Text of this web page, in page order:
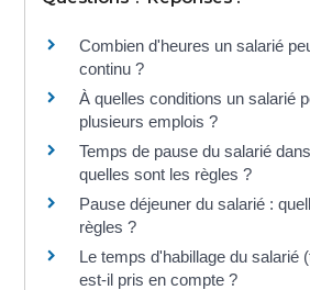
Combien d'heures un salarié
continu ?
À quelles conditions un salarié
plusieurs emplois ?
Temps de pause du salarié
quelles sont les règles ?
Pause déjeuner du salarié :
règles ?
Le temps d'habillage du salarié
est-il pris en compte ?